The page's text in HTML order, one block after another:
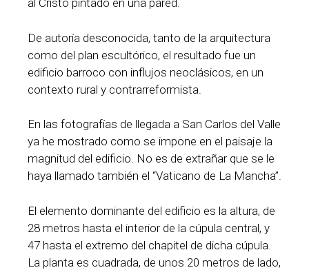
al Cristo pintado en una pared.
De autoría desconocida, tanto de la arquitectura
como del plan escultórico, el resultado fue un
edificio barroco con influjos neoclásicos, en un
contexto rural y contrarreformista.
En las fotografías de llegada a San Carlos del Valle
ya he mostrado como se impone en el paisaje la
magnitud del edificio. No es de extrañar que se le
haya llamado también el “Vaticano de La Mancha”.
El elemento dominante del edificio es la altura, de
28 metros hasta el interior de la cúpula central, y
47 hasta el extremo del chapitel de dicha cúpula.
La planta es cuadrada, de unos 20 metros de lado,